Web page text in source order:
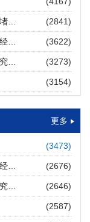
j.cnki.2095-
碳转型的推动作
j.cnki.2095-
演化与影响因素
j.cnki.2095-
(2841)
(3622)
(3273)
(3154)
更多
(3473)
(2676)
(2646)
(2587)